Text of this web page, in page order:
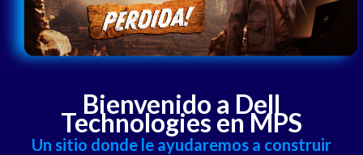
Bienvenido a Dell
Technologies en MPS
Un sitio donde le ayudaremos a construir